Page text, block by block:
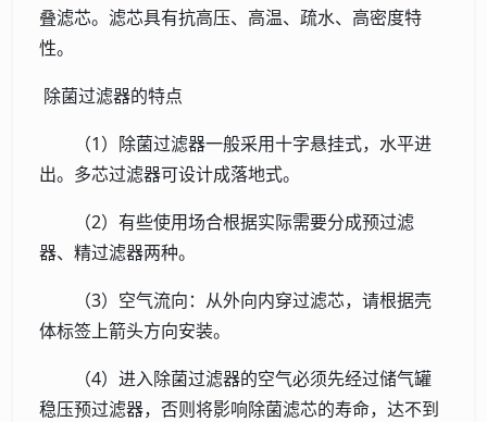
叠滤芯。滤芯具有抗高压、高温、疏水、高密度特
性。
除菌过滤器的特点
（1）除菌过滤器一般采用十字悬挂式，水平进
出。多芯过滤器可设计成落地式。
（2）有些使用场合根据实际需要分成预过滤
器、精过滤器两种。
（3）空气流向：从外向内穿过滤芯，请根据壳
体标签上箭头方向安装。
（4）进入除菌过滤器的空气必须先经过储气罐
稳压预过滤器，否则将影响除菌滤芯的寿命，达不到